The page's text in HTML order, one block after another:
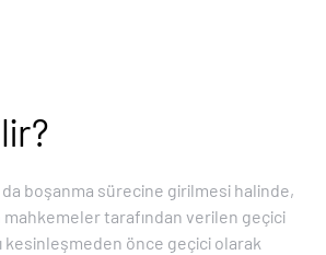
da boşanma sürecine girilmesi halinde,
tarafından verilen geçici
kesinleşmeden önce geçici olarak